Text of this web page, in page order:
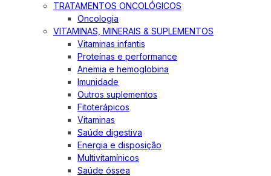
TRATAMENTOS ONCOLÓGICOS
Oncologia
VITAMINAS, MINERAIS & SUPLEMENTOS
Vitaminas infantis
Proteínas e performance
Anemia e hemoglobina
Imunidade
Outros suplementos
Fitoterápicos
Vitaminas
Saúde digestiva
Energia e disposição
Multivitamínicos
Saúde óssea